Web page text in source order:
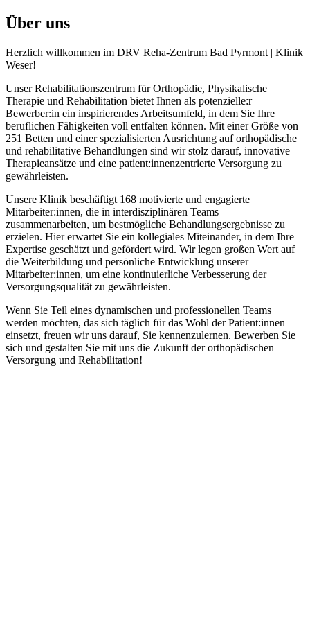
Über uns
Herzlich willkommen im DRV Reha-Zentrum Bad Pyrmont | Klinik
Weser!
Unser Rehabilitationszentrum für Orthopädie, Physikalische
Therapie und Rehabilitation bietet Ihnen als potenzielle:r
Bewerber:in ein inspirierendes Arbeitsumfeld, in dem Sie Ihre
beruflichen Fähigkeiten voll entfalten können. Mit einer Größe von
251 Betten und einer spezialisierten Ausrichtung auf orthopädische
und rehabilitative Behandlungen sind wir stolz darauf, innovative
Therapieansätze und eine patient:innenzentrierte Versorgung zu
gewährleisten.
Unsere Klinik beschäftigt 168 motivierte und engagierte
Mitarbeiter:innen, die in interdisziplinären Teams
zusammenarbeiten, um bestmögliche Behandlungsergebnisse zu
erzielen. Hier erwartet Sie ein kollegiales Miteinander, in dem Ihre
Expertise geschätzt und gefördert wird. Wir legen großen Wert auf
die Weiterbildung und persönliche Entwicklung unserer
Mitarbeiter:innen, um eine kontinuierliche Verbesserung der
Versorgungsqualität zu gewährleisten.
Wenn Sie Teil eines dynamischen und professionellen Teams
werden möchten, das sich täglich für das Wohl der Patient:innen
einsetzt, freuen wir uns darauf, Sie kennenzulernen. Bewerben Sie
sich und gestalten Sie mit uns die Zukunft der orthopädischen
Versorgung und Rehabilitation!